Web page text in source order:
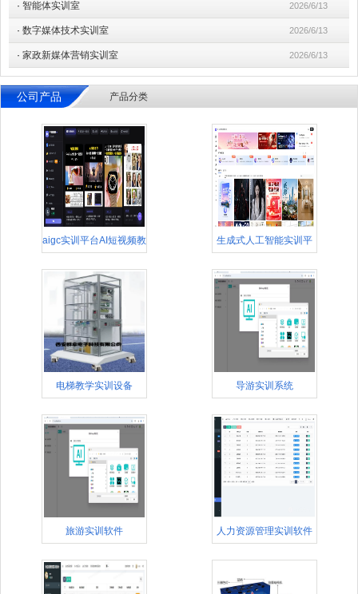
· 智能体实训室 2026/6/13
· 数字媒体技术实训室 2026/6/13
· 家政新媒体营销实训室 2026/6/13
公司产品 产品分类
aigc实训平台AI短视频教 生成式人工智能实训平
电梯教学实训设备 导游实训系统
旅游实训软件 人力资源管理实训软件